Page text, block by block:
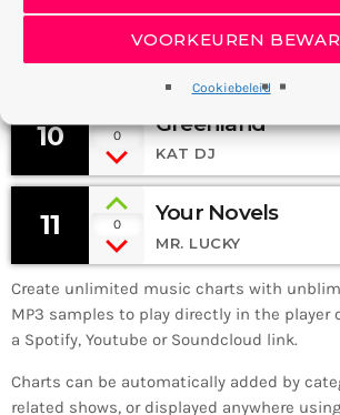
VOORKEUREN
Cookiebeleid
The Colors Of Life
MARK TROCK, BEN
10 0 Greenland
KAT DJ
11 0 Your Novels
MR. LUCKY
Create unlimited music charts with
MP3 samples to play directly in the player
a Spotify, Youtube or Soundcloud link.
Charts can be automatically added by
related shows, or displayed anywhere